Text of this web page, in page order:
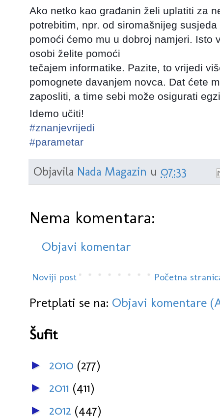
Ako netko kao građanin želi uplatiti za
potrebitim, npr. od siromašnijeg
pomoći ćemo mu u dobroj namjeri. Isto
osobi želite pomoći
tečajem informatike. Pazite, to vrijedi
pomognete davanjem novca. Dat ćete
zaposliti, a time sebi može osigurati
Idemo učiti!
#znanjevrijedi
#parametar
Objavila Nada Magazin u 07:33
Nema komentara:
Objavi komentar
Noviji post Početna
Pretplati se na: Objavi komentare
Šufit
► 2010 (277)
► 2011 (411)
► 2012 (447)